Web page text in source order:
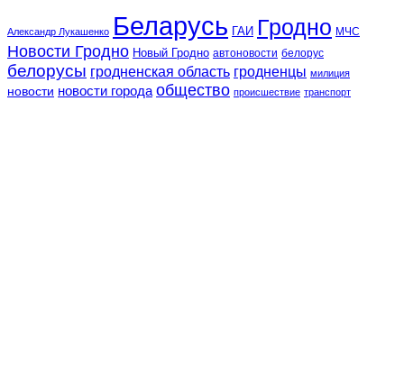
Александр Лукашенко Беларусь ГАИ Гродно МЧС
Новости Гродно Новый Гродно автоновости белорус
белорусы гродненская область гродненцы милиция
новости новости города общество происшествие транспорт